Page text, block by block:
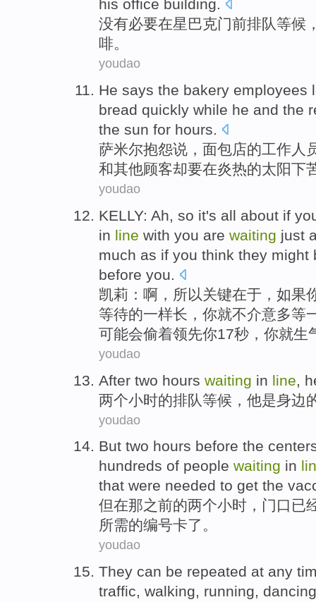
his office building.
没有必要在星巴克门前排队等候
啡。
youdao
He says the bakery employees
bread quickly while he and the
the sun for hours.
萨米尔抱怨说 ， 面包店的工作人
和其他顾客却要在炎热的太阳下
youdao
KELLY: Ah, so it's all about if
in line with you are waiting just
much as if you think they might
before you.
凯莉 ： 啊 ， 所以关键在于 ， 如果
等待的一样长 ，你就不介意多等
可能会偷着领先你17秒，你就生
youdao
After two hours waiting in line
两个小时的排队等候 ， 他是身边
youdao
But two hours before the
hundreds of people waiting in
that were needed to get the
但在那之前的两个小时 ，门口 已
所需的编号卡了。
youdao
They can be repeated at any
traffic, walking, running, dancing